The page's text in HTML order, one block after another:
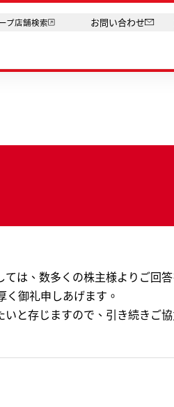
プ店舗検索 お問い合わせ
は、数多くの株主様よりご回
御礼申しあげます。
と存じますので、引き続きご